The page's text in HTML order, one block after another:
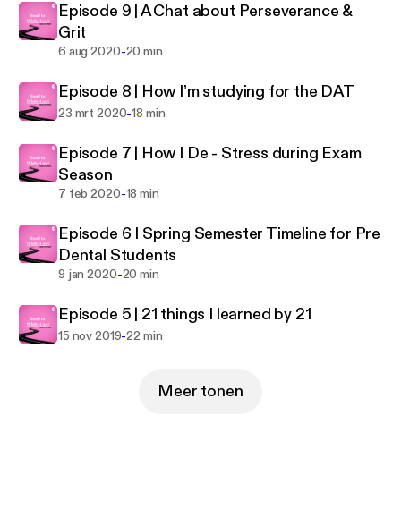
Episode 9 | A Chat about Perseverance &
Grit
6 aug 2020-20 min
Episode 8 | How I’m studying for the DAT
23 mrt 2020-18 min
Episode 7 | How I De - Stress during Exam
Season
7 feb 2020-18 min
Episode 6 I Spring Semester Timeline for Pre
Dental Students
9 jan 2020-20 min
Episode 5 | 21 things I learned by 21
15 nov 2019-22 min
Meer tonen